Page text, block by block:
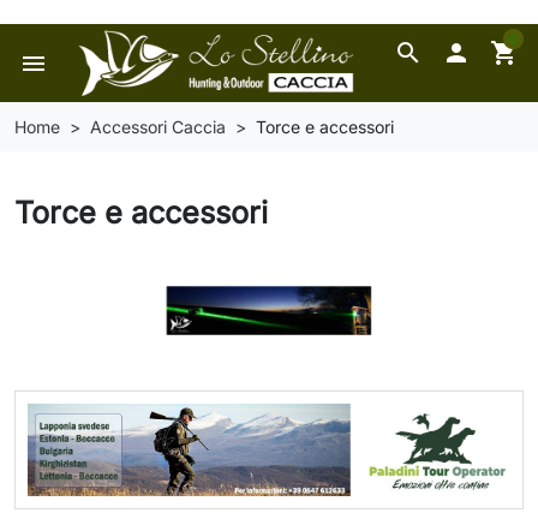
search
menu  shopping_cart
0
Home Accessori Caccia Torce e accessori
Torce e accessori